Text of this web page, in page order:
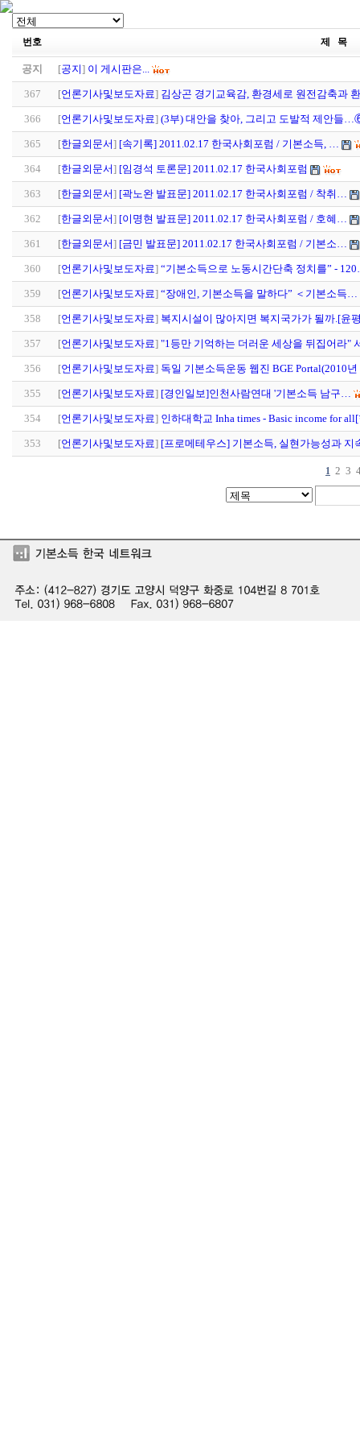
번호 제 목
공지 [공지] 이 게시판은...
367 [언론기사및보도자료] 김상곤 경기교육감, 환경세로 원전감축과
366 [언론기사및보도자료] (3부) 대안을 찾아, 그리고 도발적 제안들
365 [한글외문서] [속기록] 2011.02.17 한국사회포럼 / 기본소득, …
364 [한글외문서] [임경석 토론문] 2011.02.17 한국사회포럼
363 [한글외문서] [곽노완 발표문] 2011.02.17 한국사회포럼 / 착취…
362 [한글외문서] [이명현 발표문] 2011.02.17 한국사회포럼 / 호혜…
361 [한글외문서] [금민 발표문] 2011.02.17 한국사회포럼 / 기본소…
360 [언론기사및보도자료] “기본소득으로 노동시간단축 정치를” -
359 [언론기사및보도자료] “장애인, 기본소득을 말하다” ＜기본소득…
358 [언론기사및보도자료] 복지시설이 많아지면 복지국가가 될까.[윤
357 [언론기사및보도자료] "1등만 기억하는 더러운 세상을 뒤집어라"
356 [언론기사및보도자료] 독일 기본소득운동 웹진 BGE Portal(2010
355 [언론기사및보도자료] [경인일보]인천사람연대 '기본소득 남구…
354 [언론기사및보도자료] 인하대학교 Inha times - Basic income for
353 [언론기사및보도자료] [프로메테우스] 기본소득, 실현가능성과
1 2 3